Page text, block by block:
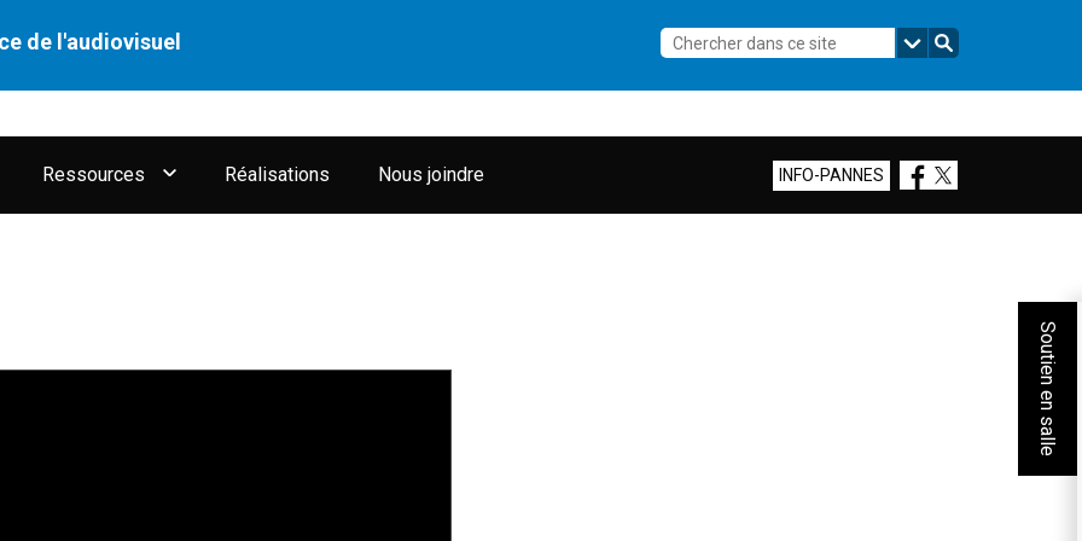
de l'audiovisuel
Ressources Réalisations Nous joindre INFO-PANNES Facebook
Twitter
Soutien en salle